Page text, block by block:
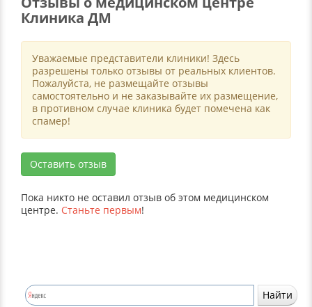
Клиника ДМ
Уважаемые представители клиники! Здесь
разрешены только отзывы от реальных клиентов.
Пожалуйста, не размещайте отзывы
самостоятельно и не заказывайте их размещение,
в противном случае клиника будет помечена как
спамер!
Оставить отзыв
Пока никто не оставил отзыв об этом медицинском
центре. Станьте первым!